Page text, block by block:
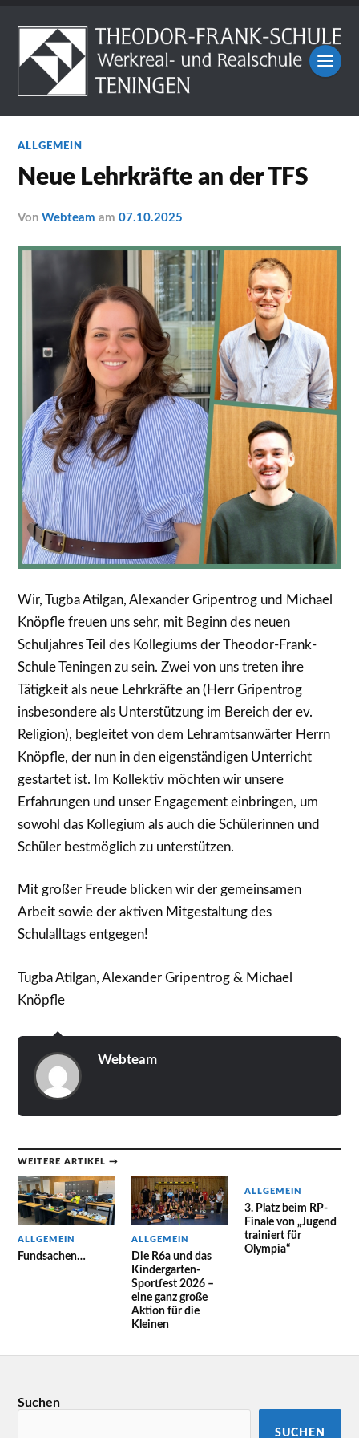
ALLGEMEIN
Neue Lehrkräfte an der TFS
vonWebteam am07.10.2025
Wir, Tugba Atilgan, Alexander Gripentrog und Michael
Knöpfle freuen uns sehr, mit Beginn des neuen
Schuljahres Teil des Kollegiums der Theodor-Frank-
Schule Teningen zu sein. Zwei von uns treten ihre
Tätigkeit als neue Lehrkräfte an (Herr Gripentrog
insbesondere als Unterstützung im Bereich der ev.
Religion), begleitet von dem Lehramtsanwärter Herrn
Knöpfle, der nun in den eigenständigen Unterricht
gestartet ist. Im Kollektiv möchten wir unsere
Erfahrungen und unser Engagement einbringen, um
sowohl das Kollegium als auch die Schülerinnen und
Schüler bestmöglich zu unterstützen.
Mit großer Freude blicken wir der gemeinsamen
Arbeit sowie der aktiven Mitgestaltung des
Schulalltags entgegen!
Tugba Atilgan, Alexander Gripentrog & Michael
Knöpfle
Webteam
WEITERE ARTIKEL →
ALLGEMEIN
Fundsachen…
ALLGEMEIN
Die R6a und das
Kindergarten-
Sportfest 2026 –
eine ganz große
Aktion für die
Kleinen
ALLGEMEIN
3. Platz beim RP-
Finale von „Jugend
trainiert für
Olympia“
Suchen
SUCHEN